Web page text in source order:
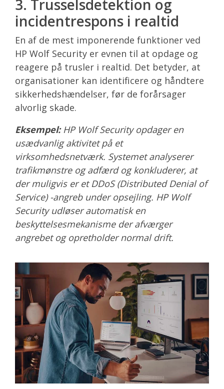
3. Trusselsdetektion og
incidentrespons i realtid
En af de mest imponerende funktioner ved
HP Wolf Security er evnen til at opdage og
reagere på trusler i realtid. Det betyder, at
organisationer kan identificere og håndtere
sikkerhedshændelser, før de forårsager
alvorlig skade.
Eksempel:HP Wolf Security opdager en
usædvanlig aktivitet på et
virksomhedsnetværk. Systemet analyserer
trafikmønstre og adfærd og konkluderer, at
der muligvis er et DDoS (Distributed Denial of
Service) -angreb under opsejling. HP Wolf
Security udløser automatisk en
beskyttelsesmekanisme der afværger
angrebet og opretholder normal drift.